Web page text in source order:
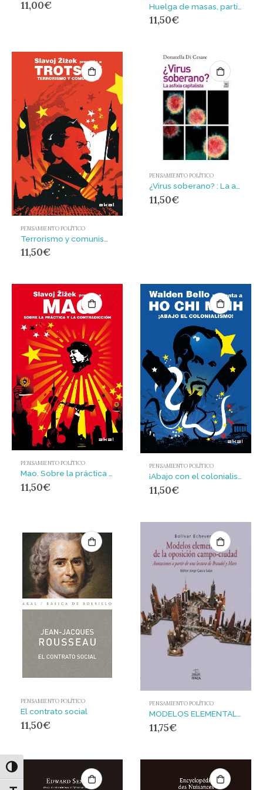
Alternar alto contraste
11,00€
11,50€
PENSAMIENTO POLÍTICO
11,50€
PENSAMIENTO POLÍTICO
¿Virus soberano? : La asfixia capitalista
11,50€
PENSAMIENTO POLÍTICO
Mao. Sobre la práctica y la contradicción
11,50€
PENSAMIENTO POLÍTICO
¡Abajo con el colonialismo!
11,50€
PENSAMIENTO POLÍTICO
El contrato social
11,50€
PENSAMIENTO POLÍTICO
11,75€